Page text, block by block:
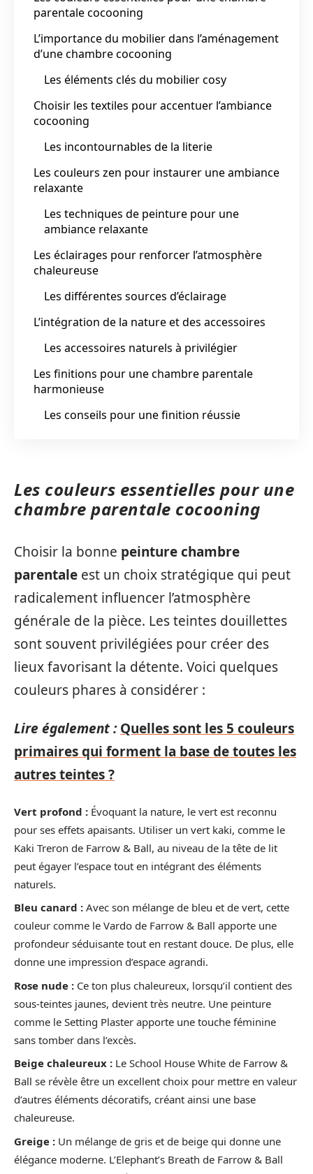
parentale cocooning
L’importance du mobilier dans l’aménagement
d’une chambre cocooning
Les éléments clés du mobilier cosy
Choisir les textiles pour accentuer l’ambiance
cocooning
Les incontournables de la literie
Les couleurs zen pour instaurer une ambiance
relaxante
Les techniques de peinture pour une
ambiance relaxante
Les éclairages pour renforcer l’atmosphère
chaleureuse
Les différentes sources d’éclairage
L’intégration de la nature et des accessoires
Les accessoires naturels à privilégier
Les finitions pour une chambre parentale
harmonieuse
Les conseils pour une finition réussie
Les couleurs essentielles pour une
chambre parentale cocooning
Choisir la bonne peinture chambre
parentale est un choix stratégique qui peut
radicalement influencer l’atmosphère
générale de la pièce. Les teintes douillettes
sont souvent privilégiées pour créer des
lieux favorisant la détente. Voici quelques
couleurs phares à considérer :
Lire également : Quelles sont les 5 couleurs
primaires qui forment la base de toutes les
autres teintes ?
Vert profond : Évoquant la nature, le vert est reconnu
pour ses effets apaisants. Utiliser un vert kaki, comme le
Kaki Treron de Farrow & Ball, au niveau de la tête de lit
peut égayer l’espace tout en intégrant des éléments
naturels.
Bleu canard : Avec son mélange de bleu et de vert, cette
couleur comme le Vardo de Farrow & Ball apporte une
profondeur séduisante tout en restant douce. De plus, elle
donne une impression d’espace agrandi.
Rose nude : Ce ton plus chaleureux, lorsqu’il contient des
sous-teintes jaunes, devient très neutre. Une peinture
comme le Setting Plaster apporte une touche féminine
sans tomber dans l’excès.
Beige chaleureux : Le School House White de Farrow &
Ball se révèle être un excellent choix pour mettre en valeur
d’autres éléments décoratifs, créant ainsi une base
chaleureuse.
Greige : Un mélange de gris et de beige qui donne une
élégance moderne. L’Elephant’s Breath de Farrow & Ball